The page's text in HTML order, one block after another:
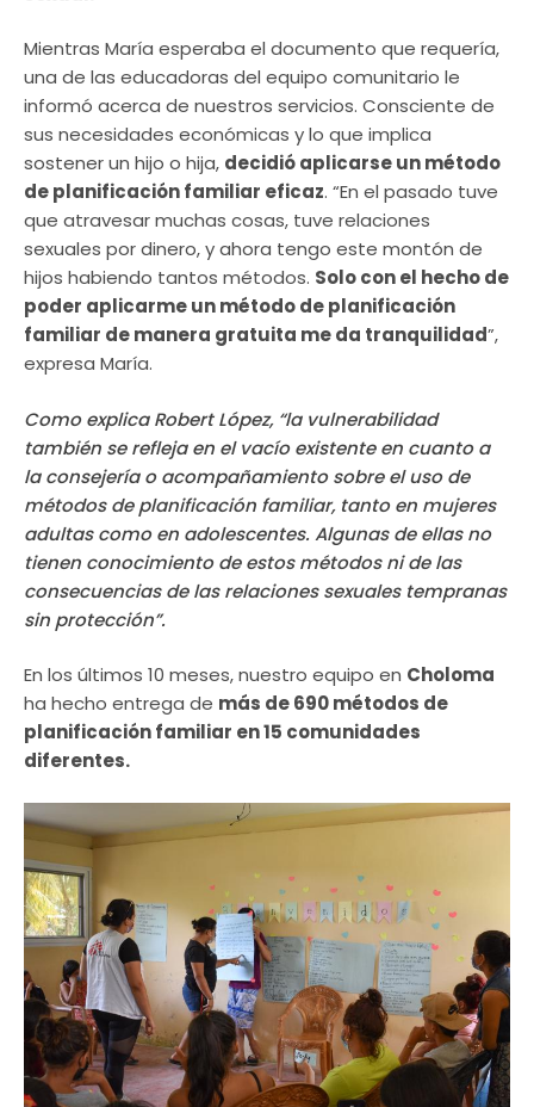
Mientras María esperaba el documento que requería,
una de las educadoras del equipo comunitario le
informó acerca de nuestros servicios. Consciente de
sus necesidades económicas y lo que implica
sostener un hijo o hija, decidió aplicarse un método
de planificación familiar eficaz. “En el pasado tuve
que atravesar muchas cosas, tuve relaciones
sexuales por dinero, y ahora tengo este montón de
hijos habiendo tantos métodos. Solo con el hecho de
poder aplicarme un método de planificación
familiar de manera gratuita me da tranquilidad”,
expresa María.
Como explica Robert López, “la vulnerabilidad
también se refleja en el vacío existente en cuanto a
la consejería o acompañamiento sobre el uso de
métodos de planificación familiar, tanto en mujeres
adultas como en adolescentes. Algunas de ellas no
tienen conocimiento de estos métodos ni de las
consecuencias de las relaciones sexuales tempranas
sin protección”.
En los últimos 10 meses, nuestro equipo en Choloma
ha hecho entrega de más de 690 métodos de
planificación familiar en 15 comunidades
diferentes.